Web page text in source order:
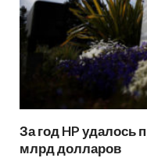
За год HP удалось
млрд долларов